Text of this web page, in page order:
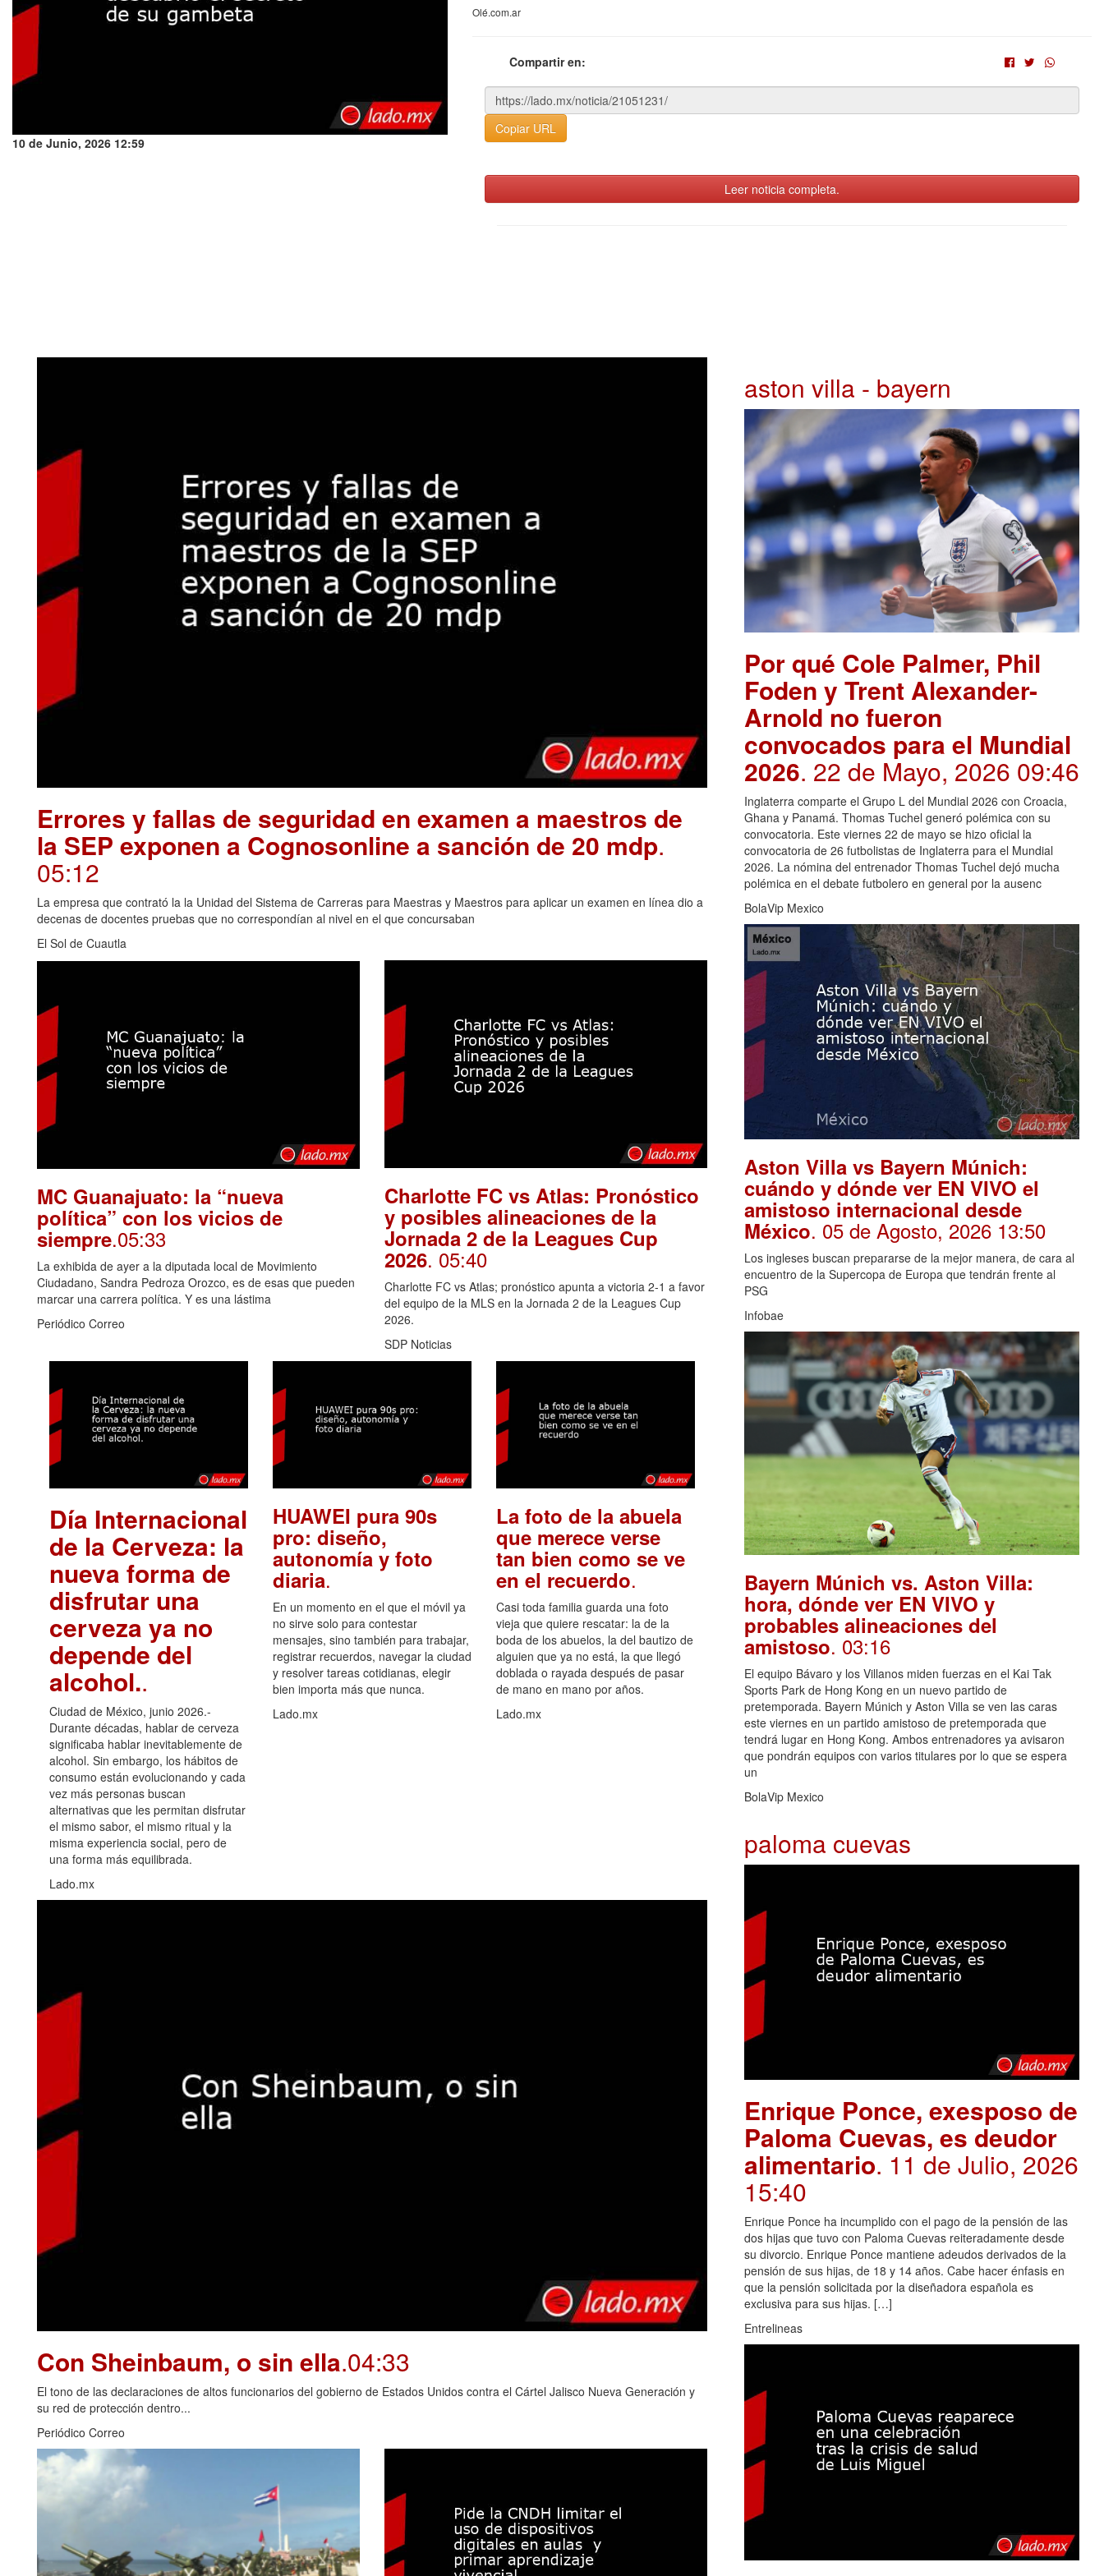
10 de Junio, 2026 12:59
Olé.com.ar
Compartir en:
Copiar URL
Leer noticia completa.
Errores y fallas de seguridad en examen a maestros de
la SEP exponen a Cognosonline a sanción de 20 mdp.
05:12
La empresa que contrató la la Unidad del Sistema de Carreras para Maestras y Maestros para aplicar un examen en línea dio a
decenas de docentes pruebas que no correspondían al nivel en el que concursaban
El Sol de Cuautla
MC Guanajuato: la “nueva
política” con los vicios de
siempre.05:33
La exhibida de ayer a la diputada local de Movimiento
Ciudadano, Sandra Pedroza Orozco, es de esas que pueden
marcar una carrera política. Y es una lástima
Periódico Correo
Charlotte FC vs Atlas: Pronóstico
y posibles alineaciones de la
Jornada 2 de la Leagues Cup
2026. 05:40
Charlotte FC vs Atlas; pronóstico apunta a victoria 2-1 a favor
del equipo de la MLS en la Jornada 2 de la Leagues Cup
2026.
SDP Noticias
Día Internacional
de la Cerveza: la
nueva forma de
disfrutar una
cerveza ya no
depende del
alcohol..
Ciudad de México, junio 2026.-
Durante décadas, hablar de cerveza
significaba hablar inevitablemente de
alcohol. Sin embargo, los hábitos de
consumo están evolucionando y cada
vez más personas buscan
alternativas que les permitan disfrutar
el mismo sabor, el mismo ritual y la
misma experiencia social, pero de
una forma más equilibrada.
Lado.mx
HUAWEI pura 90s
pro: diseño,
autonomía y foto
diaria.
En un momento en el que el móvil ya
no sirve solo para contestar
mensajes, sino también para trabajar,
registrar recuerdos, navegar la ciudad
y resolver tareas cotidianas, elegir
bien importa más que nunca.
Lado.mx
La foto de la abuela
que merece verse
tan bien como se ve
en el recuerdo.
Casi toda familia guarda una foto
vieja que quiere rescatar: la de la
boda de los abuelos, la del bautizo de
alguien que ya no está, la que llegó
doblada o rayada después de pasar
de mano en mano por años.
Lado.mx
Con Sheinbaum, o sin ella.04:33
El tono de las declaraciones de altos funcionarios del gobierno de Estados Unidos contra el Cártel Jalisco Nueva Generación y
su red de protección dentro...
Periódico Correo
aston villa - bayern
Por qué Cole Palmer, Phil
Foden y Trent Alexander-
Arnold no fueron
convocados para el Mundial
2026. 22 de Mayo, 2026 09:46
Inglaterra comparte el Grupo L del Mundial 2026 con Croacia,
Ghana y Panamá. Thomas Tuchel generó polémica con su
convocatoria. Este viernes 22 de mayo se hizo oficial la
convocatoria de 26 futbolistas de Inglaterra para el Mundial
2026. La nómina del entrenador Thomas Tuchel dejó mucha
polémica en el debate futbolero en general por la ausenc
BolaVip Mexico
Aston Villa vs Bayern Múnich:
cuándo y dónde ver EN VIVO el
amistoso internacional desde
México. 05 de Agosto, 2026 13:50
Los ingleses buscan prepararse de la mejor manera, de cara al
encuentro de la Supercopa de Europa que tendrán frente al
PSG
Infobae
Bayern Múnich vs. Aston Villa:
hora, dónde ver EN VIVO y
probables alineaciones del
amistoso. 03:16
El equipo Bávaro y los Villanos miden fuerzas en el Kai Tak
Sports Park de Hong Kong en un nuevo partido de
pretemporada. Bayern Múnich y Aston Villa se ven las caras
este viernes en un partido amistoso de pretemporada que
tendrá lugar en Hong Kong. Ambos entrenadores ya avisaron
que pondrán equipos con varios titulares por lo que se espera
un
BolaVip Mexico
paloma cuevas
Enrique Ponce, exesposo de
Paloma Cuevas, es deudor
alimentario. 11 de Julio, 2026
15:40
Enrique Ponce ha incumplido con el pago de la pensión de las
dos hijas que tuvo con Paloma Cuevas reiteradamente desde
su divorcio. Enrique Ponce mantiene adeudos derivados de la
pensión de sus hijas, de 18 y 14 años. Cabe hacer énfasis en
que la pensión solicitada por la diseñadora española es
exclusiva para sus hijas. […]
Entrelineas